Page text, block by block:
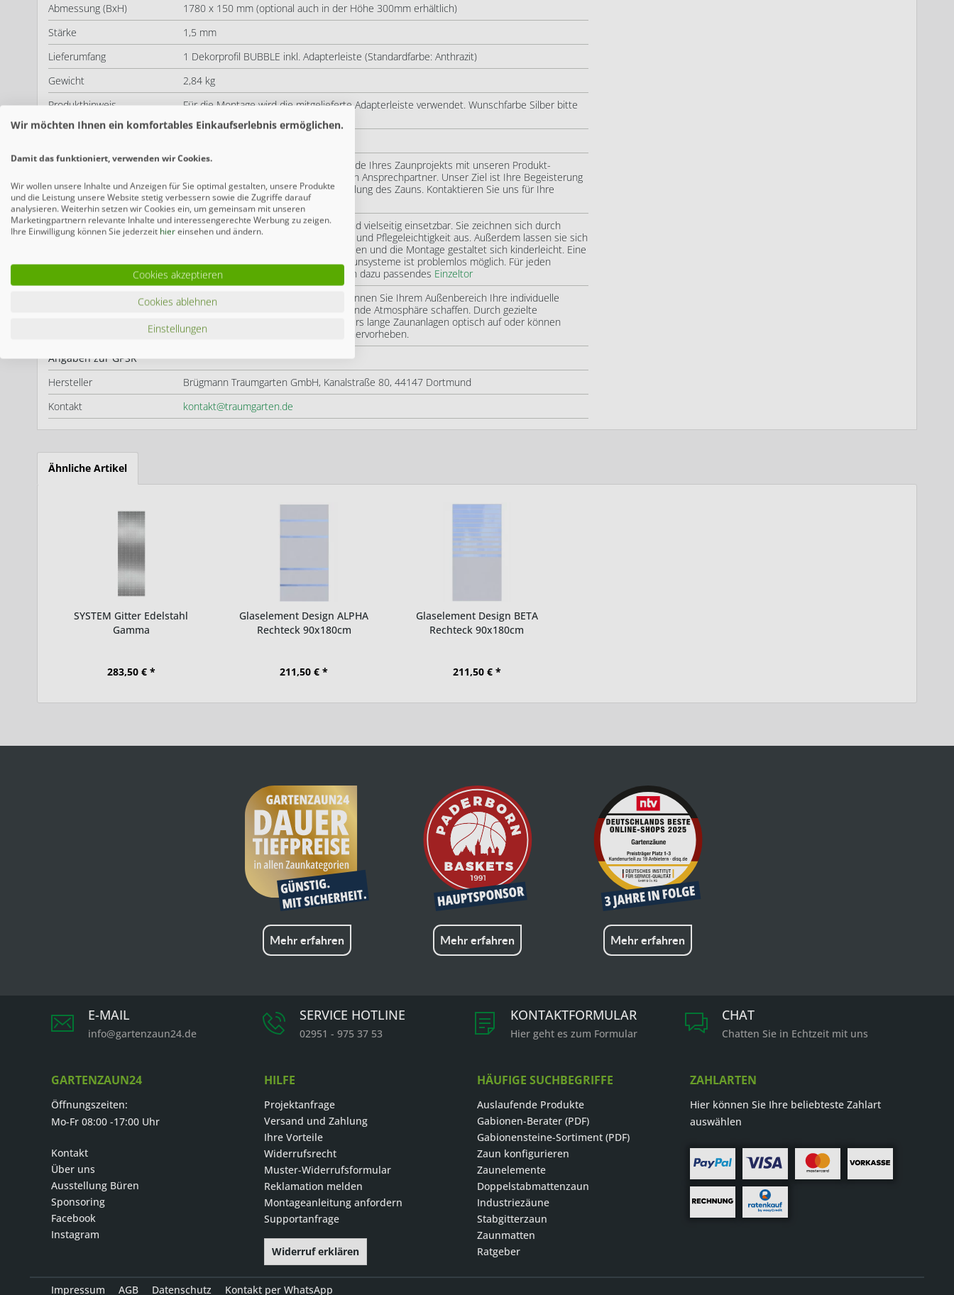
Abmessung (BxH)
1780 x 150 mm (optional auch in der Höhe 300mm erhältlich)
Stärke
1,5 mm
Lieferumfang
1 Dekorprofil BUBBLE inkl. Adapterleiste (Standardfarbe: Anthrazit)
Gewicht
2,84 kg
Produkthinweis
Für die Montage wird die mitgelieferte Adapterleiste verwendet. Wunschfarbe Silber bitte
Individuelle Beratung
Wir unterstützen Sie von Anfang bis Ende Ihres Zaunprojekts mit unseren Produkt-
Konfiguratoren und einem persönlichen Ansprechpartner. Unser Ziel ist Ihre Begeisterung
über unseren Service bis zur Fertigstellung des Zauns. Kontaktieren Sie uns für Ihre
individuelle Beratung!
Variationsmöglichkeiten
DieSystem Zäunesind sehr beliebt und vielseitig einsetzbar. Sie zeichnen sich durch
Witterungsbeständigkeit, Langlebigkeit und Pflegeleichtigkeit aus. Außerdem lassen sie sich
individuell an jedes Grundstück anpassen und die Montage gestaltet sich kinderleicht. Eine
Kombination der unterschiedlichen Zaunsysteme ist problemlos möglich. Für jeden
Sichtschutz finden Sie bei uns auch ein dazu passendes Einzeltor
Individuelle Gestaltung
Durch moderne
können Sie Ihrem Außenbereich Ihre individuelle
Handschrift verleihen und eine einladende Atmosphäre schaffen. Durch gezielte
Unterbrechungen lockern Sie besonders lange Zaunanlagen optisch auf oder können
bestimmte Bereiche in Ihrem Garten hervorheben.
Angaben zur GPSR
Hersteller
Brügmann Traumgarten GmbH, Kanalstraße 80, 44147 Dortmund
Kontakt
kontakt@traumgarten.de
Ähnliche Artikel
SYSTEM Gitter Edelstahl
Gamma
283,50 € *
Glaselement Design ALPHA
Rechteck 90x180cm
211,50 € *
Glaselement Design BETA
Rechteck 90x180cm
211,50 € *
Mehr erfahren Mehr erfahren Mehr erfahren
E-MAIL
info@gartenzaun24.de
SERVICE HOTLINE
02951 - 975 37 53
KONTAKTFORMULAR
Hier geht es zum Formular
CHAT
Chatten Sie in Echtzeit mit uns
GARTENZAUN24
Öffnungszeiten:
Mo-Fr 08:00 -17:00 Uhr
Kontakt
Über uns
Ausstellung Büren
Sponsoring
Facebook
Instagram
HILFE
Projektanfrage
Versand und Zahlung
Ihre Vorteile
Widerrufsrecht
Muster-Widerrufsformular
Reklamation melden
Montageanleitung anfordern
Supportanfrage
Widerruf erklären
HÄUFIGE SUCHBEGRIFFE
Auslaufende Produkte
Gabionen-Berater (PDF)
Gabionensteine-Sortiment (PDF)
Zaun konfigurieren
Zaunelemente
Doppelstabmattenzaun
Industriezäune
Stabgitterzaun
Zaunmatten
Ratgeber
ZAHLARTEN
Hier können Sie Ihre beliebteste Zahlart
auswählen
Impressum AGB Datenschutz Kontakt per WhatsApp
Wir möchten Ihnen ein komfortables Einkaufserlebnis ermöglichen.
Damit das funktioniert, verwenden wir Cookies.
Wir wollen unsere Inhalte und Anzeigen für Sie optimal gestalten, unsere Produkte
und die Leistung unsere Website stetig verbessern sowie die Zugriffe darauf
analysieren. Weiterhin setzen wir Cookies ein, um gemeinsam mit unseren
Marketingpartnern relevante Inhalte und interessengerechte Werbung zu zeigen.
Ihre Einwilligung können Sie jederzeit hiereinsehen und ändern.
Cookies akzeptieren
Cookies ablehnen
Einstellungen